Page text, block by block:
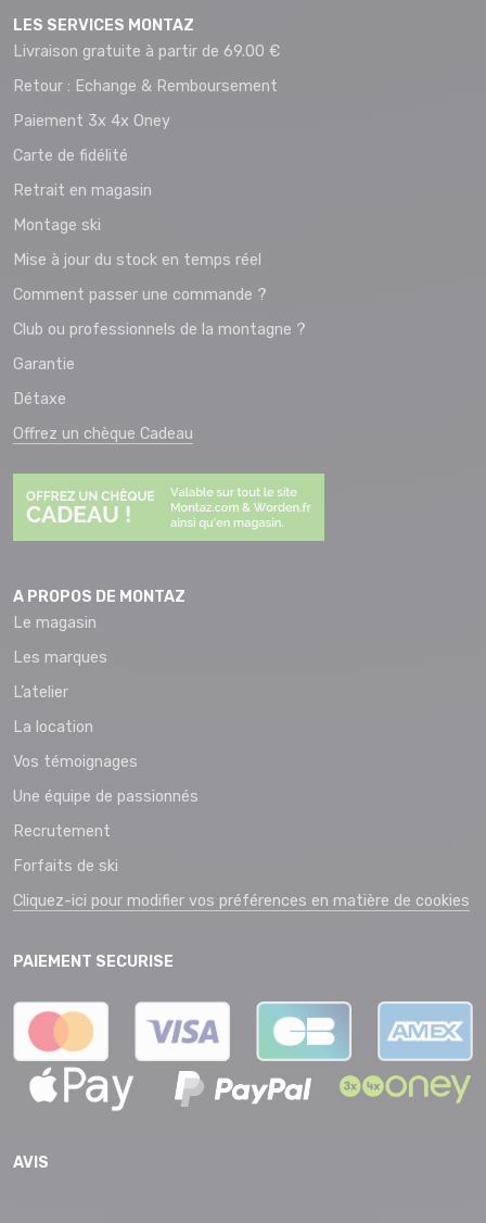
LES SERVICES MONTAZ
Livraison gratuite à partir de 69.00 €
Retour : Echange & Remboursement
Paiement 3x 4x Oney
Carte de fidélité
Retrait en magasin
Montage ski
Mise à jour du stock en temps réel
Comment passer une commande ?
Club ou professionnels de la montagne ?
Garantie
Détaxe
Offrez un chèque Cadeau
A PROPOS DE MONTAZ
Le magasin
Les marques
L’atelier
La location
Vos témoignages
Une équipe de passionnés
Recrutement
Forfaits de ski
Cliquez-ici pour modifier vos préférences en matière de cookies
PAIEMENT SECURISE
AVIS